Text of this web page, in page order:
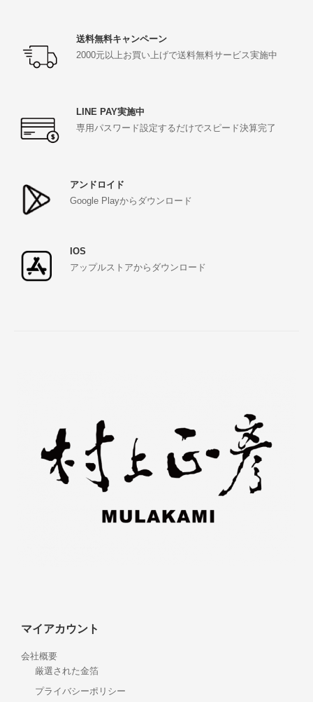
送料無料キャンペーン
2000元以上お買い上げで送料無料サービス実施中
LINE PAY実施中
専用パスワード設定するだけでスピード決算完了
アンドロイド
Google Playからダウンロード
IOS
アップルストアからダウンロード
マイアカウント
会社概要
厳選された金箔
プライバシーポリシー